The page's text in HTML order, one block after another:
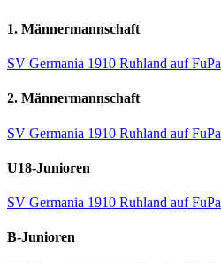
1. Männermannschaft
SV Germania 1910 Ruhland auf FuPa
2. Männermannschaft
SV Germania 1910 Ruhland auf FuPa
U18-Junioren
SV Germania 1910 Ruhland auf FuPa
B-Junioren